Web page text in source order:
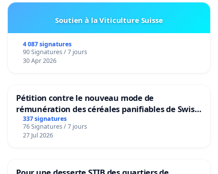
Soutien à la Viticulture Suisse
4 087 signatures
90 Signatures / 7 jours
30 Apr 2026
Pétition contre le nouveau mode de
rémunération des céréales panifiables de Swiss
granum basé sur la teneur en protéines
337 signatures
76 Signatures / 7 jours
27 Jul 2026